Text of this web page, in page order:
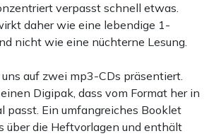
verpasst schnell etwas.
daher wie eine lebendige 1-
nicht wie eine nüchterne Lesung.
auf zwei mp3-CDs präsentiert.
Digipak, dass vom Format her in
passt. Ein umfangreiches Booklet
über die Heftvorlagen und enthält